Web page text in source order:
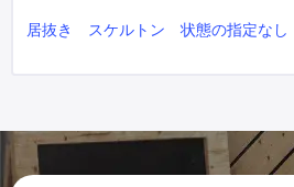
居抜き スケルトン 状態の指定なし